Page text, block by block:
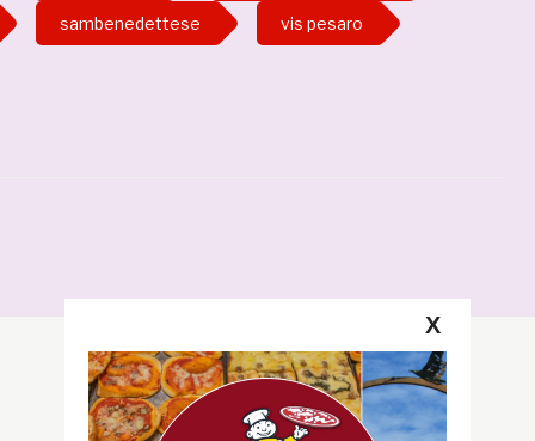
sambenedettese vis pesaro
Segui la GRB
X